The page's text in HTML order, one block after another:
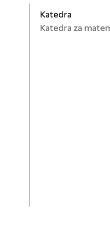
Katedra
Katedra za